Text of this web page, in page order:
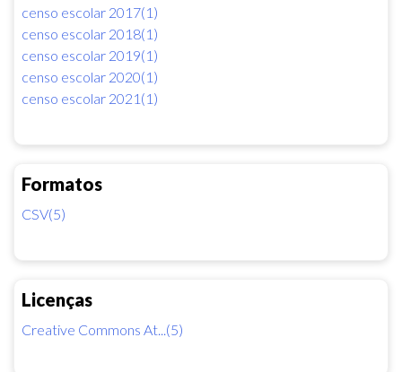
censo escolar 2017(1)
censo escolar 2018(1)
censo escolar 2019(1)
censo escolar 2020(1)
censo escolar 2021(1)
Formatos
CSV(5)
Licenças
Creative Commons At...(5)